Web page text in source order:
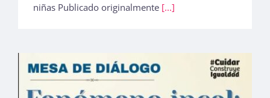
niñas Publicado originalmente [...]